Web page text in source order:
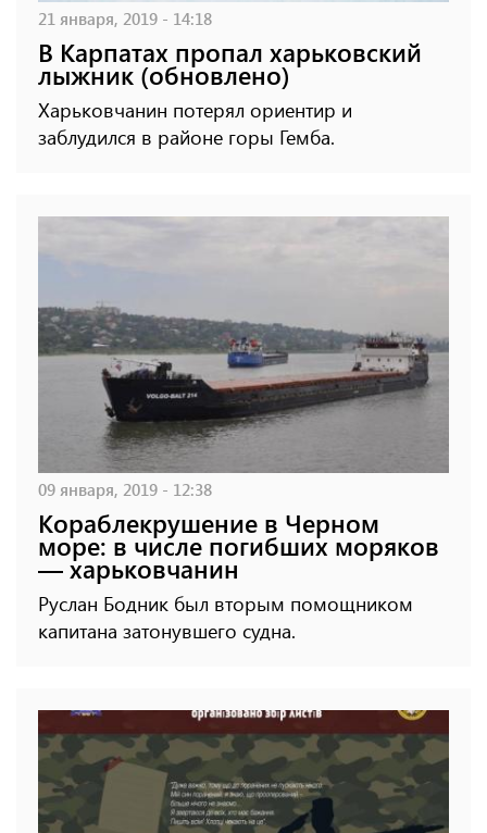
21 января, 2019 - 14:18
В Карпатах пропал харьковский
лыжник (обновлено)
Харьковчанин потерял ориентир и
заблудился в районе горы Гемба.
09 января, 2019 - 12:38
Кораблекрушение в Черном
море: в числе погибших моряков
— харьковчанин
Руслан Бодник был вторым помощником
капитана затонувшего судна.